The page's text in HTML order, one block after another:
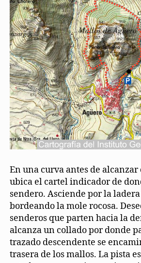
En una curva antes de alcanzar
ubica el cartel indicador de
sendero. Asciende por la
bordeando la mole rocosa.
senderos que parten hacia la
alcanza un collado por donde
trazado descendente se
trasera de los mallos. La pista